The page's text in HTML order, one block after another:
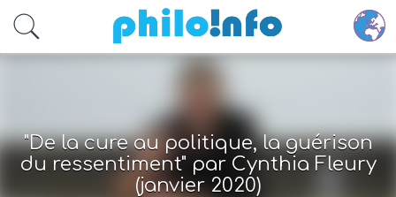
Accéder au contenu principal
"De la cure au politique, la guérison
du ressentiment" par Cynthia Fleury
(janvier 2020)